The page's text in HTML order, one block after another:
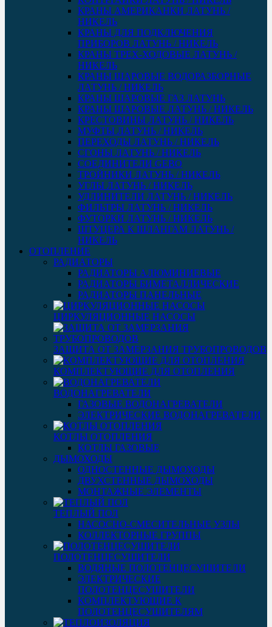
КРАНЫ АМЕРИКАНКИ ЛАТУНЬ /
НИКЕЛЬ
КРАНЫ ДЛЯ ПОДКЛЮЧЕНИЯ
ПРИБОРОВ ЛАТУНЬ / НИКЕЛЬ
КРАНЫ ТРЕХ-ХОДОВЫЕ ЛАТУНЬ /
НИКЕЛЬ
КРАНЫ ШАРОВЫЕ ВОДОРАЗБОРНЫЕ
ЛАТУНЬ / НИКЕЛЬ
КРАНЫ ШАРОВЫЕ ГАЗ ЛАТУНЬ
КРАНЫ ШАРОВЫЕ ЛАТУНЬ / НИКЕЛЬ
КРЕСТОВИНЫ ЛАТУНЬ / НИКЕЛЬ
МУФТЫ ЛАТУНЬ / НИКЕЛЬ
ПЕРЕХОДЫ ЛАТУНЬ / НИКЕЛЬ
СГОНЫ ЛАТУНЬ / НИКЕЛЬ
СОЕДИНИТЕЛИ GEBO
ТРОЙНИКИ ЛАТУНЬ / НИКЕЛЬ
УГЛЫ ЛАТУНЬ / НИКЕЛЬ
УДЛИНИТЕЛИ ЛАТУНЬ / НИКЕЛЬ
ФИЛЬТРЫ ЛАТУНЬ / НИКЕЛЬ
ФУТОРКИ ЛАТУНЬ / НИКЕЛЬ
ШТУЦЕРА К ШЛАНГАМ ЛАТУНЬ /
НИКЕЛЬ
ОТОПЛЕНИЕ
РАДИАТОРЫ
РАДИАТОРЫ АЛЮМИНИЕВЫЕ
РАДИАТОРЫ БИМЕТАЛЛИЧЕСКИЕ
РАДИАТОРЫ ПАНЕЛЬНЫЕ
ЦИРКУЛЯЦИОННЫЕ НАСОСЫ
ЗАЩИТА ОТ ЗАМЕРЗАНИЯ ТРУБОПРОВОДОВ
КОМПЛЕКТУЮЩИЕ ДЛЯ ОТОПЛЕНИЯ
ВОДОНАГРЕВАТЕЛИ
ГАЗОВЫЕ ВОДОНАГРЕВАТЕЛИ
ЭЛЕКТРИЧЕСКИЕ ВОДОНАГРЕВАТЕЛИ
КОТЛЫ ОТОПЛЕНИЯ
КОТЛЫ ГАЗОВЫЕ
ДЫМОХОДЫ
ОДНОСТЕННЫЕ ДЫМОХОДЫ
ДВУХСТЕННЫЕ ДЫМОХОДЫ
МОНТАЖНЫЕ ЭЛЕМЕНТЫ
ТЕПЛЫЙ ПОЛ
НАСОСНО-СМЕСИТЕЛЬНЫЕ УЗЛЫ
КОЛЛЕКТОРНЫЕ ГРУППЫ
ПОЛОТЕНЦЕСУШИТЕЛИ
ВОДЯНЫЕ ПОЛОТЕНЦЕСУШИТЕЛИ
ЭЛЕКТРИЧЕСКИЕ
ПОЛОТЕНЦЕСУШИТЕЛИ
КОМПЛЕКТУЮЩИЕ К
ПОЛОТЕНЦЕСУШИТЕЛЯМ